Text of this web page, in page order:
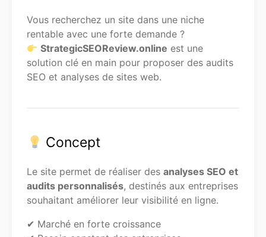
Vous recherchez un site dans une niche
rentable avec une forte demande ?
StrategicSEOReview.online est une
solution clé en main pour proposer des audits
SEO et analyses de sites web.
Concept
Le site permet de réaliser des analyses SEO et
audits personnalisés, destinés aux entreprises
souhaitant améliorer leur visibilité en ligne.
✔ Marché en forte croissance